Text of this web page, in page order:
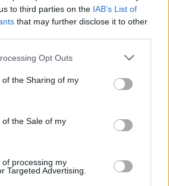
to third parties on the IAB’s List of
that may further disclose it to other
app uses one or more Google
or usage behaviour. You may click to
to Google and its third-party tags to
specified purposes in below Google
Opt Outs
the Sharing of my
the Sale of my
processing my
Targeted Advertising.